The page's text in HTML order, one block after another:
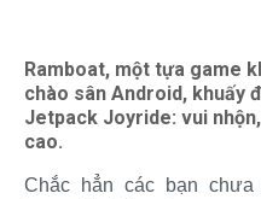
Ramboat, một tựa game
chào sân Android, khuấy
Jetpack Joyride: vui
cao.
Chắc hẳn các bạn